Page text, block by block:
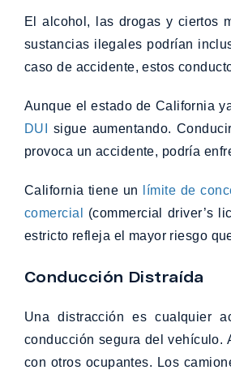
El alcohol, las drogas y ciertos
sustancias ilegales podrían
caso de accidente, estos
Aunque el estado de California
DUI
sigue aumentando.
provoca un accidente, podría
California tiene un límite de
comercial
(commercial driver’s
estricto refleja el mayor riesgo
Conducción Distraída
Una distracción es cualquier
conducción segura del vehículo.
con otros ocupantes. Los